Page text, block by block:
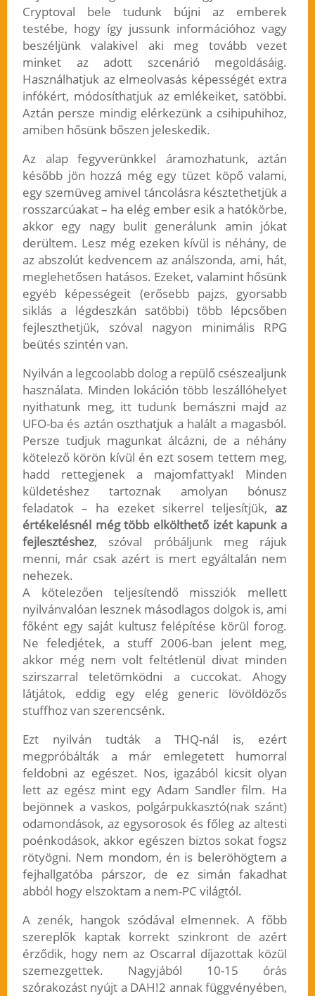
Cryptoval bele tudunk bújni az emberek
testébe, hogy így jussunk információhoz vagy
beszéljünk valakivel aki meg tovább vezet
minket az adott szcenárió megoldásáig.
Használhatjuk az elmeolvasás képességét extra
infókért, módosíthatjuk az emlékeiket, satöbbi.
Aztán persze mindig elérkezünk a csihipuhihoz,
amiben hősünk bőszen jeleskedik.
Az alap fegyverünkkel áramozhatunk, aztán
később jön hozzá még egy tüzet köpő valami,
egy szemüveg amivel táncolásra késztethetjük a
rosszarcúakat – ha elég ember esik a hatókörbe,
akkor egy nagy bulit generálunk amin jókat
derültem. Lesz még ezeken kívül is néhány, de
az abszolút kedvencem az análszonda, ami, hát,
meglehetősen hatásos. Ezeket, valamint hősünk
egyéb képességeit (erősebb pajzs, gyorsabb
siklás a légdeszkán satöbbi) több lépcsőben
fejleszthetjük, szóval nagyon minimális RPG
beütés szintén van.
Nyilván a legcoolabb dolog a repülő csészealjunk
használata. Minden lokáción több leszállóhelyet
nyithatunk meg, itt tudunk bemászni majd az
UFO-ba és aztán oszthatjuk a halált a magasból.
Persze tudjuk magunkat álcázni, de a néhány
kötelező körön kívül én ezt sosem tettem meg,
hadd rettegjenek a majomfattyak! Minden
küldetéshez tartoznak amolyan bónusz
feladatok – ha ezeket sikerrel teljesítjük,az
értékelésnél még több elkölthető izét kapunk a
fejlesztéshez, szóval próbáljunk meg rájuk
menni, már csak azért is mert egyáltalán nem
nehezek.
A kötelezően teljesítendő missziók mellett
nyilvánvalóan lesznek másodlagos dolgok is, ami
főként egy saját kultusz felépítése körül forog.
Ne feledjétek, a stuff 2006-ban jelent meg,
akkor még nem volt feltétlenül divat minden
szirszarral teletömködni a cuccokat. Ahogy
látjátok, eddig egy elég generic lövöldözős
stuffhoz van szerencsénk.
Ezt nyilván tudták a THQ-nál is, ezért
megpróbálták a már emlegetett humorral
feldobni az egészet. Nos, igazából kicsit olyan
lett az egész mint egy Adam Sandler film. Ha
bejönnek a vaskos, polgárpukkasztó(nak szánt)
odamondások, az egysorosok és főleg az altesti
poénkodások, akkor egészen biztos sokat fogsz
rötyögni. Nem mondom, én is beleröhögtem a
fejhallgatóba párszor, de ez simán fakadhat
abból hogy elszoktam a nem-PC világtól.
A zenék, hangok szódával elmennek. A főbb
szereplők kaptak korrekt szinkront de azért
érződik, hogy nem az Oscarral díjazottak közül
szemezgettek. Nagyjából 10-15 órás
szórakozást nyújt a DAH!2 annak függvényében,